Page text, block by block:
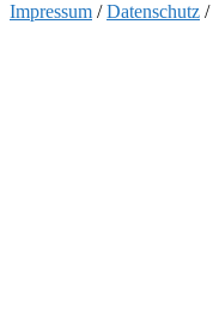
Impressum /Datenschutz /